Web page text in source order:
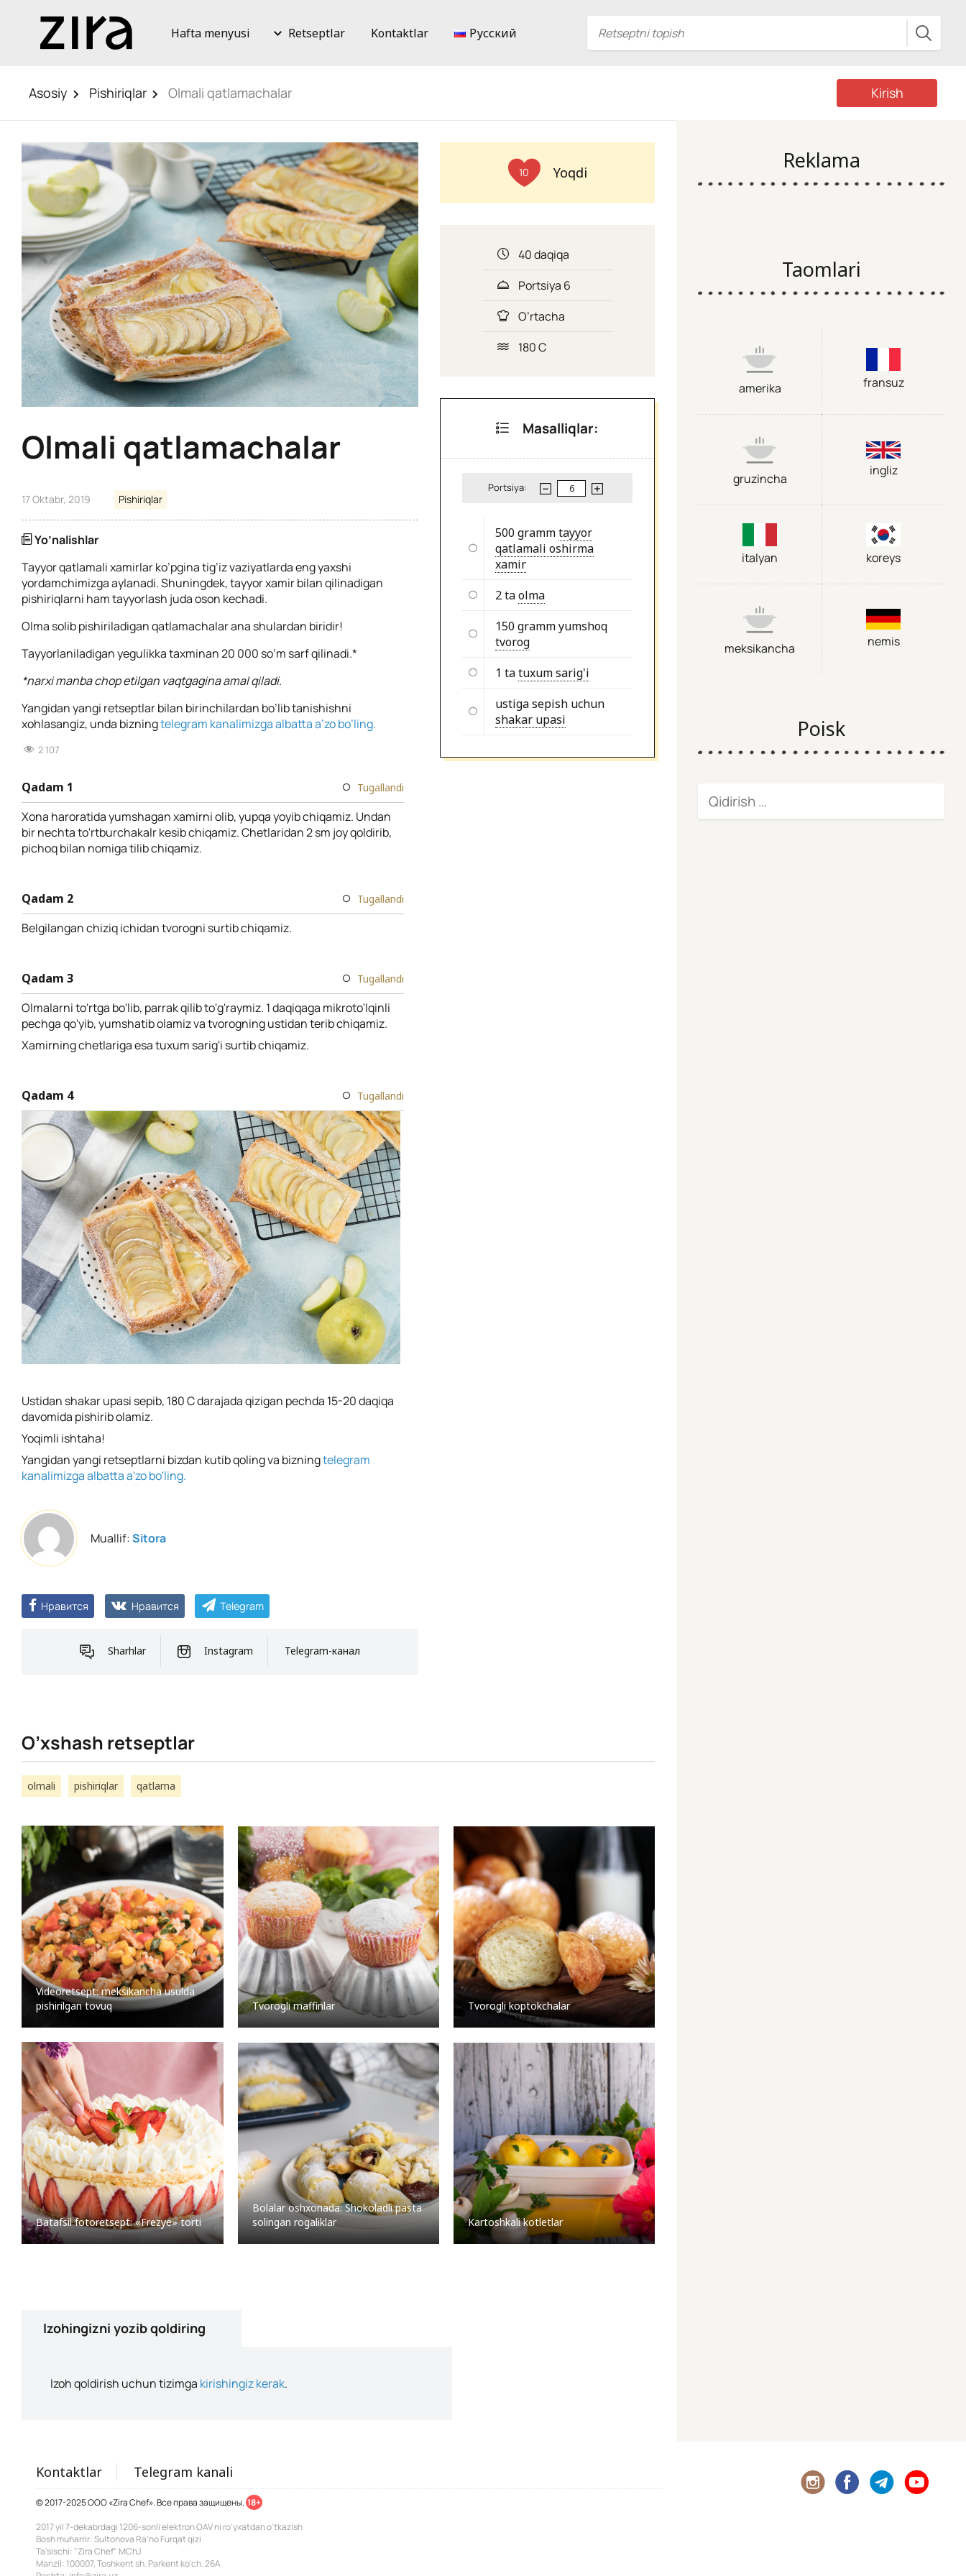
Hafta menyusi Retseptlar Kontaktlar Русский
Asosiy Pishiriqlar Olmali qatlamachalar Kirish
Olmali qatlamachalar
17 Oktabr, 2019 Pishiriqlar
Yo’nalishlar
Tayyor qatlamali xamirlar ko’pgina tig’iz vaziyatlarda eng yaxshi
yordamchimizga aylanadi. Shuningdek, tayyor xamir bilan qilinadigan
pishiriqlarni ham tayyorlash juda oson kechadi.
Olma solib pishiriladigan qatlamachalar ana shulardan biridir!
Tayyorlaniladigan yegulikka taxminan 20 000 so’m sarf qilinadi.*
*narxi manba chop etilgan vaqtgagina amal qiladi.
Yangidan yangi retseptlar bilan birinchilardan bo’lib tanishishni
xohlasangiz, unda bizningtelegram kanalimizga albatta a’zo bo’ling.
2 107
Qadam 1 Tugallandi
Xona haroratida yumshagan xamirni olib, yupqa yoyib chiqamiz. Undan
bir nechta to'rtburchakalr kesib chiqamiz. Chetlaridan 2 sm joy qoldirib,
pichoq bilan nomiga tilib chiqamiz.
Qadam 2 Tugallandi
Belgilangan chiziq ichidan tvorogni surtib chiqamiz.
Qadam 3 Tugallandi
Olmalarni to'rtga bo'lib, parrak qilib to'g'raymiz. 1 daqiqaga mikroto'lqinli
pechga qo'yib, yumshatib olamiz va tvorogning ustidan terib chiqamiz.
Xamirning chetlariga esa tuxum sarig'i surtib chiqamiz.
Qadam 4 Tugallandi
Ustidan shakar upasi sepib, 180 C darajada qizigan pechda 15-20 daqiqa
davomida pishirib olamiz.
Yoqimli ishtaha!
Yangidan yangi retseptlarni bizdan kutib qoling va bizningtelegram
kanalimizga albatta a'zo bo'ling.
Muallif:Sitora
Нравится Нравится Telegram
Sharhlar Instagram Telegram-канал
10 Yoqdi
40 daqiqa
Portsiya 6
O’rtacha
180 C
Masalliqlar:
Portsiya:
500 grammtayyor
qatlamali oshirma
xamir
2 taolma
150 gramm yumshoq
tvorog
1 tatuxum sarig'i
ustiga sepish uchun
shakar upasi
O’xshash retseptlar
olmali pishiriqlar qatlama
Videoretsept: meksikancha usulda
pishirilgan tovuq
Tvorogli maffinlar Tvorogli koptokchalar
Batafsil fotoretsept: «Frezye» torti
Bolalar oshxonada: Shokoladli pasta
solingan rogaliklar
Kartoshkali kotletlar
Izohingizni yozib qoldiring
Izoh qoldirish uchun tizimga kirishingiz kerak.
Reklama
Taomlari
amerika fransuz
gruzincha
ingliz
italyan koreys
meksikancha nemis
Poisk
Kontaktlar Telegram kanali
© 2017-2025 ООО «Zira Chef». Все права защищены. 18+
2017 yil 7-dekabrdagi 1206-sonli elektron OAV ni ro'yxatdan o'tkazish
Bosh muharrir: Sultonova Ra’no Furqat qizi
Ta'sischi: "Zira Chef" MChJ
Manzil: 100007, Toshkent sh. Parkent ko'ch. 26A